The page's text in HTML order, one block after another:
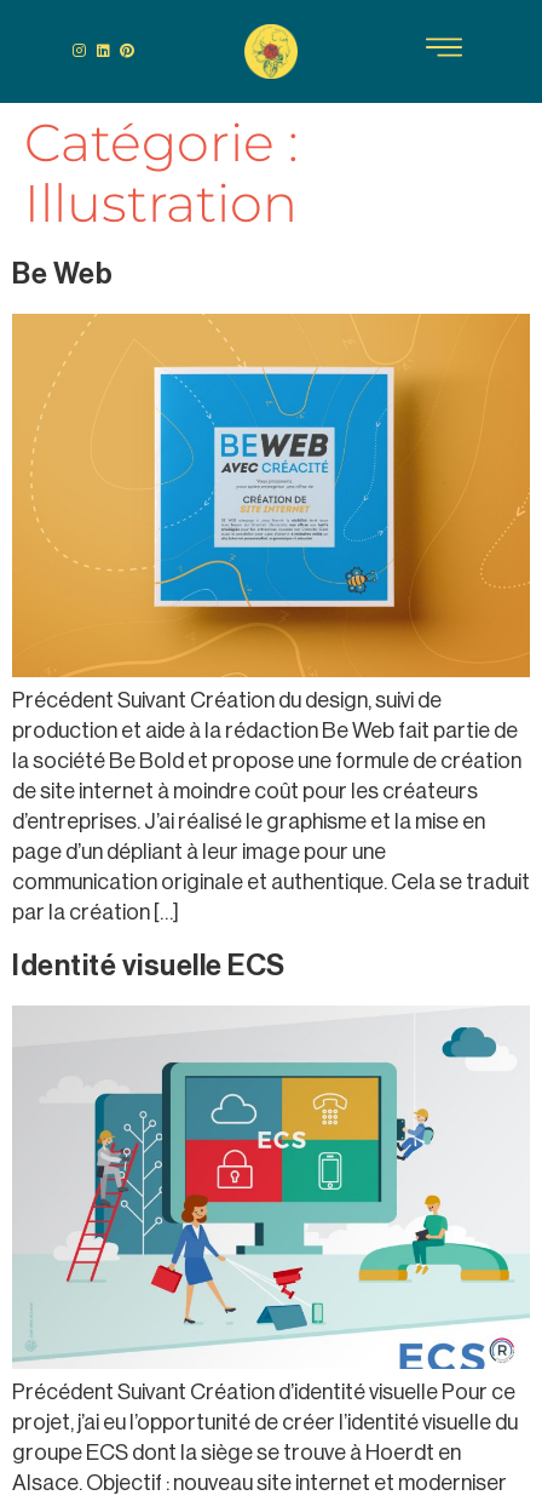
Catégorie :
Illustration
Be Web
Précédent Suivant Création du design, suivi de
production et aide à la rédaction Be Web fait partie de
la société Be Bold et propose une formule de création
de site internet à moindre coût pour les créateurs
d’entreprises. J’ai réalisé le graphisme et la mise en
page d’un dépliant à leur image pour une
communication originale et authentique. Cela se traduit
par la création […]
Identité visuelle ECS
Précédent Suivant Création d’identité visuelle Pour ce
projet, j’ai eu l’opportunité de créer l’identité visuelle du
groupe ECS dont la siège se trouve à Hoerdt en
Alsace. Objectif : nouveau site internet et moderniser